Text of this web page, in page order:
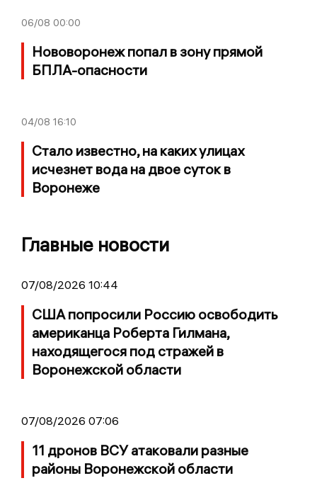
06/08 00:00
Нововоронеж попал в зону прямой
БПЛА-опасности
04/08 16:10
Стало известно, на каких улицах
исчезнет вода на двое суток в
Воронеже
Главные новости
07/08/2026 10:44
США попросили Россию освободить
американца Роберта Гилмана,
находящегося под стражей в
Воронежской области
07/08/2026 07:06
11 дронов ВСУ атаковали разные
районы Воронежской области